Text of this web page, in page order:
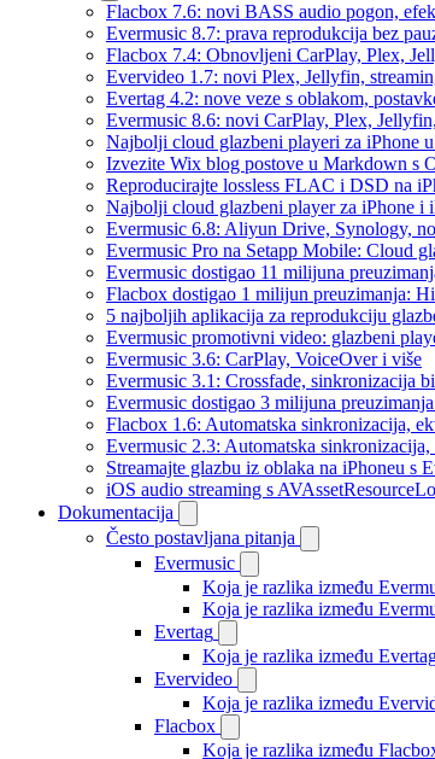
Flacbox 7.6: novi BASS audio pogon,
Evermusic 8.7: prava reprodukcija bez
Flacbox 7.4: Obnovljeni CarPlay, Plex,
Evervideo 1.7: novi Plex, Jellyfin,
Evertag 4.2: nove veze s oblakom,
Evermusic 8.6: novi CarPlay, Plex,
Najbolji cloud glazbeni playeri za iPhone
Izvezite Wix blog postove u Markdown s
Reproducirajte lossless FLAC i DSD na
Najbolji cloud glazbeni player za iPhone i
Evermusic 6.8: Aliyun Drive, Synology,
Evermusic Pro na Setapp Mobile: Cloud
Evermusic dostigao 11 milijuna
Flacbox dostigao 1 milijun preuzimanja:
5 najboljih aplikacija za reprodukciju
Evermusic promotivni video: glazbeni
Evermusic 3.6: CarPlay, VoiceOver i više
Evermusic 3.1: Crossfade, sinkronizacija
Evermusic dostigao 3 milijuna
Flacbox 1.6: Automatska sinkronizacija,
Evermusic 2.3: Automatska
Streamajte glazbu iz oblaka na iPhoneu s
iOS audio streaming s
Dokumentacija
Često postavljana pitanja
Evermusic
Koja je razlika između
Koja je razlika između
Evertag
Koja je razlika između
Evervideo
Koja je razlika između
Flacbox
Koja je razlika između